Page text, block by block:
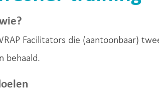
Facilitators die (aantoonbaar)
behaald.